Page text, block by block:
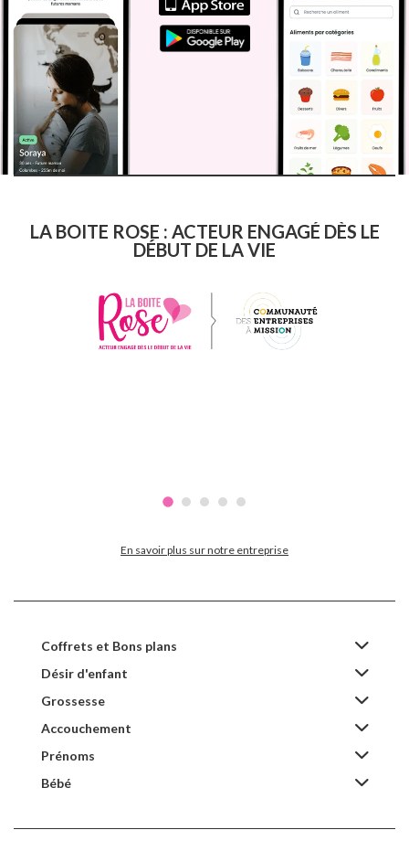
LA BOITE ROSE : ACTEUR ENGAGÉ DÈS LE
DÉBUT DE LA VIE
En savoir plus sur notre entreprise
Coffrets et Bons plans
Désir d'enfant
Grossesse
Accouchement
Prénoms
Bébé